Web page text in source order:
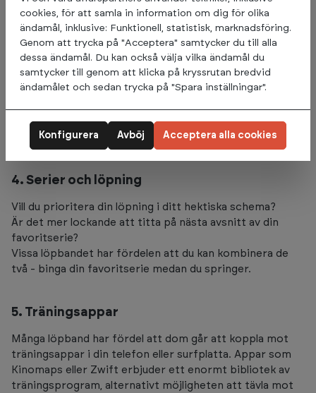
Jag måste ta mig till 4,5 kilometer...
Och så vidare.
3. Musik
Låt musiken vara din träningspartner. Musikens energi
dig och du kan försvinna in i ett annat universum med din
favoritspellista i öronen.
4. Serier och löpning
Vill du prioritera din löpning i ditt hektiska schema?
Är det mer lockande att titta på nästa avsnitt av din
favoritserie?
Vissa löpbandet har fördelen att du kan kombinera de
två - binga din favoritserie medan du springer.
5. Träningsappar
Många löpband har fördel att dom går att koppla mot
träningsappar i din telefon eller surfplatta. Appar som
Kinomaps eller Zwift erbjuder ett enormt bibliotek av
träningsprogram, alternativt möjligheten att tävla mot
cookies, för att samla in information om dig för olika
ändamål, inklusive: Funktionell, statistisk, marknadsföring.
Genom att trycka på "Acceptera" samtycker du till alla
dessa ändamål. Du kan också välja vilka ändamål du
samtycker till genom att klicka på kryssrutan bredvid
ändamålet och sedan trycka på "Spara inställningar".
Avböj
Konfigurera Acceptera alla cookies